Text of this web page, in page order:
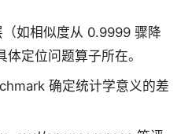
如相似度从 0.9999 骤降
定位问题算子所在。
确定统计学意义的差